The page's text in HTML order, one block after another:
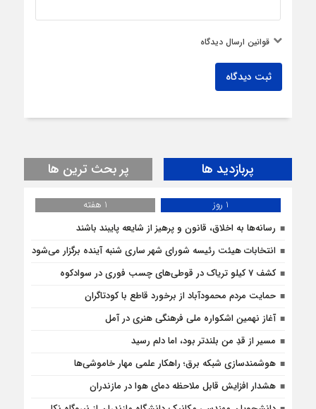
قوانین ارسال دیدگاه
ثبت دیدگاه
پربازدید ها پر بحث ترین ها
1 روز
1 هفته
رسانه‌ها به اخلاق، قانون و پرهیز از شایعه پایبند باشند
انتخابات هیئت رئیسه شورای شهر ساری شنبه آینده برگزار می‌شود
کشف 7 کیلو تریاک در قوطی‌‌های چسب فوری در سوادکوه
حمایت مردم محمودآباد از برخورد قاطع با کودتاگران
آغاز نهمین اشکواره ملی فرهنگی هنری در آمل
مسیر از قدِ من بلندتر بود، اما دلم رسید
هوشمندسازی شبکه برق؛ راهکار علمی مهار خاموشی‌ها
هشدار افزایش قابل ملاحظه دمای هوا در مازندران